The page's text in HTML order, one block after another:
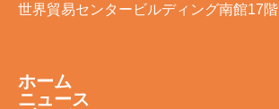
世界貿易センタービルディング南館17階
ホーム
ニュース